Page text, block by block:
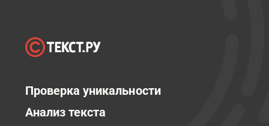
Проверка уникальности
Анализ текста